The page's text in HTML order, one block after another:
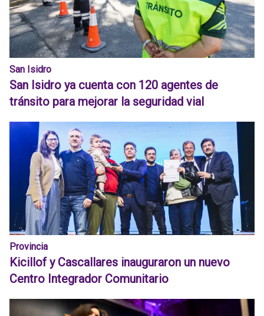
San Isidro
San Isidro ya cuenta con 120 agentes de
tránsito para mejorar la seguridad vial
Provincia
Kicillof y Cascallares inauguraron un nuevo
Centro Integrador Comunitario